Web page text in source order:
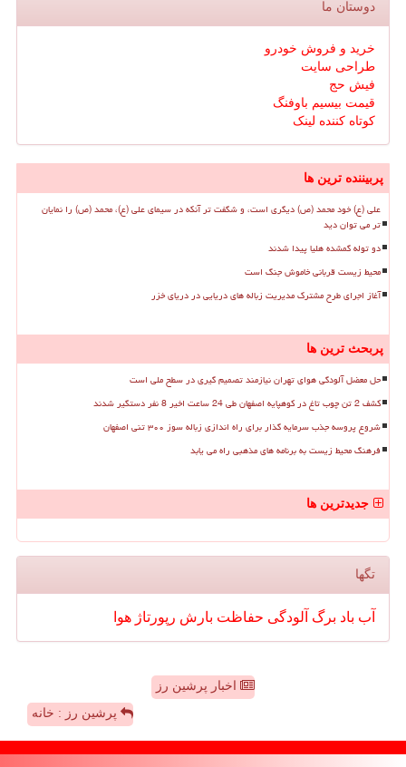
دوستان ما
خرید و فروش خودرو
طراحی سایت
فیش حج
قیمت بیسیم باوفنگ
کوتاه کننده لینک
پربیننده ترین ها
علی (ع) خود محمد (ص) دیگری است، و شگفت تر آنکه در سیمای علی (ع)، محمد (ص) را نمایان
تر می توان دید
دو توله گمشده هلیا پیدا شدند
محیط زیست قربانی خاموش جنگ است
آغاز اجرای طرح مشترک مدیریت زباله های دریایی در دریای خزر
پربحث ترین ها
حل معضل آلودگی هوای تهران نیازمند تصمیم گیری در سطح ملی است
کشف 2 تن چوب تاغ در کوهپایه اصفهان طی 24 ساعت اخیر 8 نفر دستگیر شدند
شروع پروسه جذب سرمایه گذار برای راه اندازی زباله سوز ۳۰۰ تنی اصفهان
فرهنگ محیط زیست به برنامه های مذهبی راه می یابد
جدیدترین ها
تگها
آب باد برگ آلودگی حفاظت بارش رپورتاژ هوا
اخبار پرشین رز
پرشین رز : خانه